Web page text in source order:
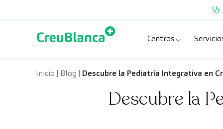
Centros
Clínica
CreuBlanca
Inicio | Blog | Descubre la Pediatría Integrativa en
Descubre la